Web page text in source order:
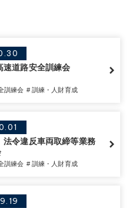
速道路安全訓練会
訓練会 # 訓練・人財育成
令違反車両取締等業務
訓練会 # 訓練・人財育成